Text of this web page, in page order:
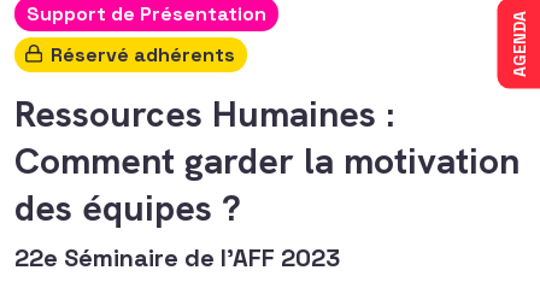
AGENDA
Support de Présentation
Réservé adhérents
Ressources Humaines :
Comment garder la motivation
des équipes ?
22e Séminaire de l’AFF 2023